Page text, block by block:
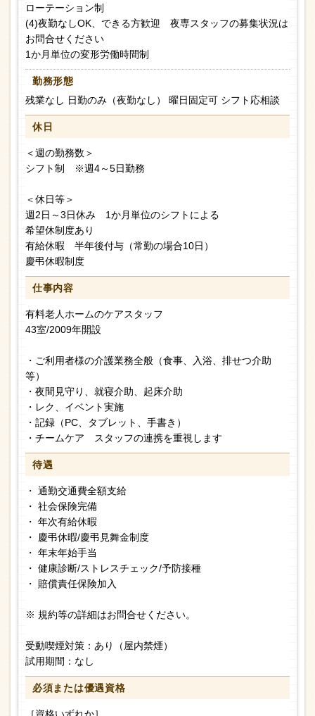
ローテーション制
(4)夜勤なしOK、できる方歓迎 夜専スタッフの募集状況は
お問合せください
1か月単位の変形労働時間制
勤務形態
残業なし 日勤のみ（夜勤なし） 曜日固定可 シフト応相談
休日
＜週の勤務数＞
シフト制 ※週4～5日勤務
＜休日等＞
週2日～3日休み 1か月単位のシフトによる
希望休制度あり
有給休暇 半年後付与（常勤の場合10日）
慶弔休暇制度
仕事内容
有料老人ホームのケアスタッフ
43室/2009年開設
・ご利用者様の介護業務全般（食事、入浴、排せつ介助
等）
・夜間見守り、就寝介助、起床介助
・レク、イベント実施
・記録（PC、タブレット、手書き）
・チームケア スタッフの連携を重視します
待遇
・ 通勤交通費全額支給
・ 社会保険完備
・ 年次有給休暇
・ 慶弔休暇/慶弔見舞金制度
・ 年末年始手当
・ 健康診断/ストレスチェック/予防接種
・ 賠償責任保険加入
※ 規約等の詳細はお問合せください。
受動喫煙対策：あり（屋内禁煙）
試用期間：なし
必須または優遇資格